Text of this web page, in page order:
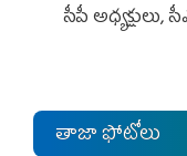
సీపీ
తాజా ఫోటోలు